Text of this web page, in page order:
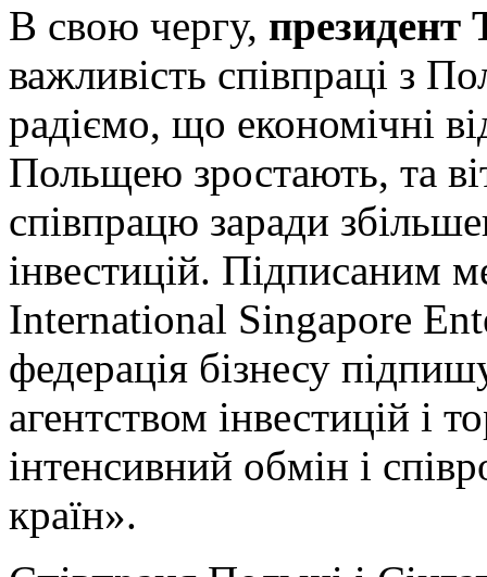
В свою чергу,
важливість співпраці з
радіємо, що економічні
Польщею зростають, та
співпрацю заради
інвестицій. Підписаним
International Singapore
федерація бізнесу
агентством інвестицій і
інтенсивний обмін і
країн».